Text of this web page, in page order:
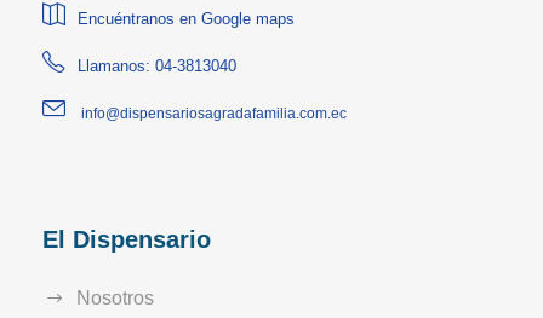
Encuéntranos en Google maps
Llamanos: 04-3813040
info@dispensariosagradafamilia.com.ec
El Dispensario
Nosotros